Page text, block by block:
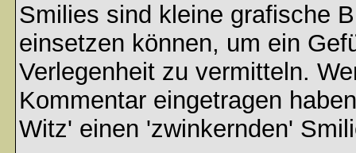
Smilies sind kleine grafische
einsetzen können, um ein
Verlegenheit zu vermitteln.
Kommentar eingetragen
Witz' einen 'zwinkernden'